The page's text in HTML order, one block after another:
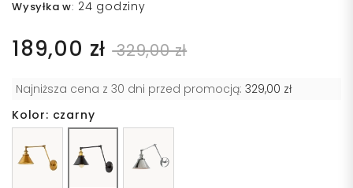
Wysyłka w: 24 godziny
189,00 zł 329,00 zł
Najniższa cena z 30 dni przed promocją: 329,00 zł
Kolor: czarny